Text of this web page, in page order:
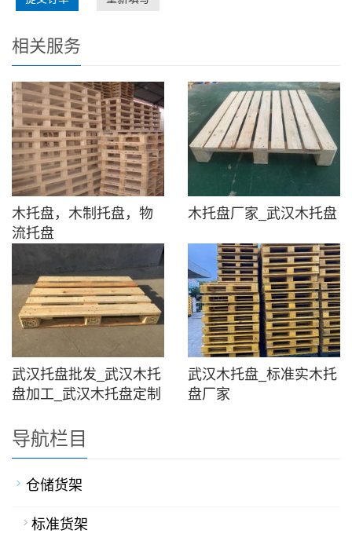
相关服务
木托盘，木制托盘，物
流托盘
木托盘厂家_武汉木托盘
武汉托盘批发_武汉木托
盘加工_武汉木托盘定制
武汉木托盘_标准实木托
盘厂家
导航栏目
仓储货架
标准货架